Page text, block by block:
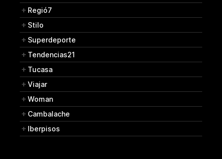
Regió7
Stilo
Superdeporte
Tendencias21
Tucasa
Viajar
Woman
Cambalache
Iberpisos